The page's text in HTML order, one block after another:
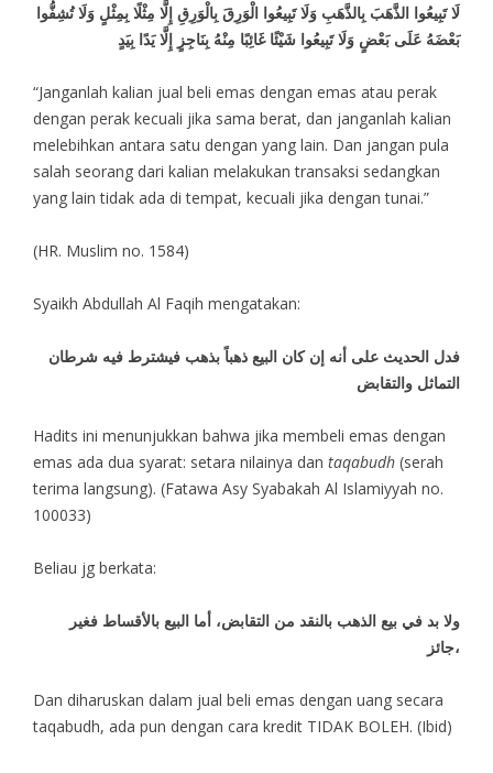
لَا تَبِيعُوا الذَّهَبَ بِالذَّهَبِ وَلَا تَبِيعُوا الْوَرِقَ بِالْوَرِقِ إِلَّا مِثْلًا بِمِثْلٍ وَلَا تُشِفُّوا
بَعْضَهُ عَلَى بَعْضٍ وَلَا تَبِيعُوا شَيْئًا غَائِبًا مِنْهُ بِنَاجِزٍ إِلَّا يَدًا بِيَدٍ
“Janganlah kalian jual beli emas dengan emas atau perak
dengan perak kecuali jika sama berat, dan janganlah kalian
melebihkan antara satu dengan yang lain. Dan jangan pula
salah seorang dari kalian melakukan transaksi sedangkan
yang lain tidak ada di tempat, kecuali jika dengan tunai.”
(HR. Muslim no. 1584)
Syaikh Abdullah Al Faqih mengatakan:
التماثل والتقابض
Hadits ini menunjukkan bahwa jika membeli emas dengan
emas ada dua syarat: setara nilainya dan taqabudh(serah
terima langsung). (Fatawa Asy Syabakah Al Islamiyyah no.
100033)
Beliau jg berkata:
ولا بد في بيع الذهب بالنقد من التقابض، أما البيع بالأقساط فغير
جائز،
Dan diharuskan dalam jual beli emas dengan uang secara
taqabudh, ada pun dengan cara kredit TIDAK BOLEH. (Ibid)